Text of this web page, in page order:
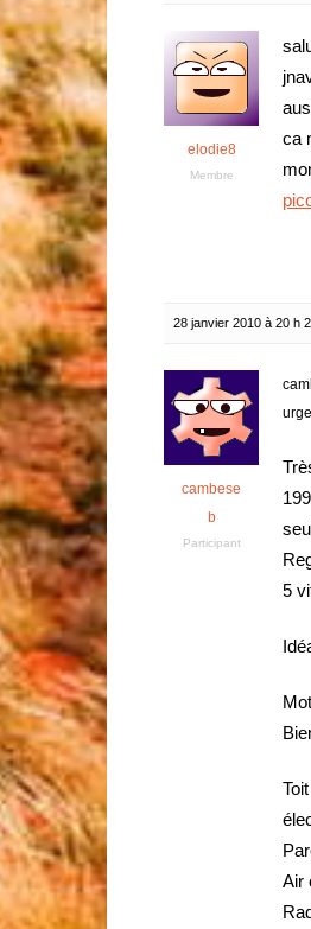
elodie8
Membre
ca
28 janvier 2010 à 20 h
cambese
b
Participant
5
Air